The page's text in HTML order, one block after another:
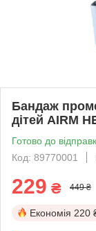
Бандаж
дітей AIRM
Готово до
Код: 89770001
229 ₴ 449 ₴
Економія 220